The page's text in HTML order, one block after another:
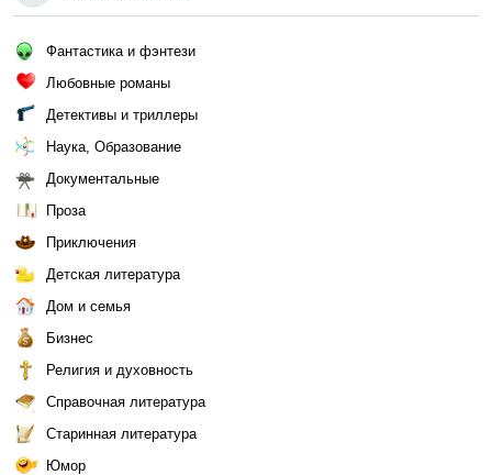
Фантастика и фэнтези
Любовные романы
Детективы и триллеры
Наука, Образование
Документальные
Проза
Приключения
Детская литература
Дом и семья
Бизнес
Религия и духовность
Справочная литература
Старинная литература
Юмор